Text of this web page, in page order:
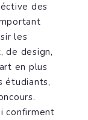
des
les
de design,
en plus
étudiants,
confirment